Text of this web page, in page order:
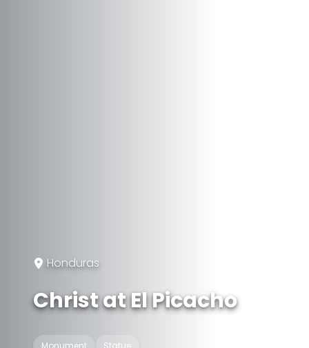
Honduras
Christ at El Picacho
Monument Statue